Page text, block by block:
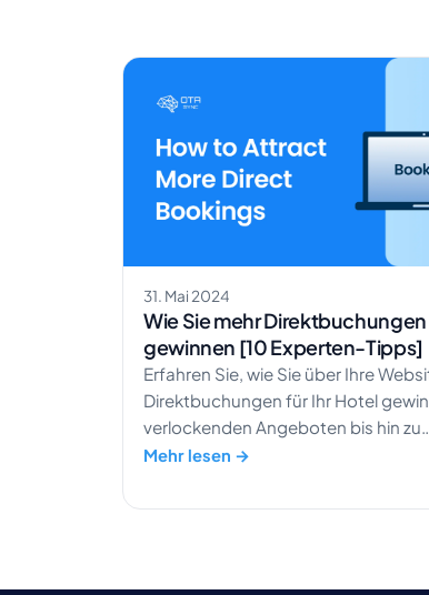
31. Mai 2024
Wie Sie mehr Direktbuchungen
gewinnen [10 Experten-Tipps]
Erfahren Sie, wie Sie über Ihre
Direktbuchungen für Ihr Hotel
verlockenden Angeboten bis hin zu
personalisierten Erlebnissen.
Mehr lesen →